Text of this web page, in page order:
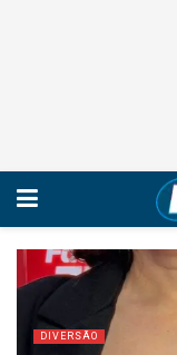
DIVERSÃO